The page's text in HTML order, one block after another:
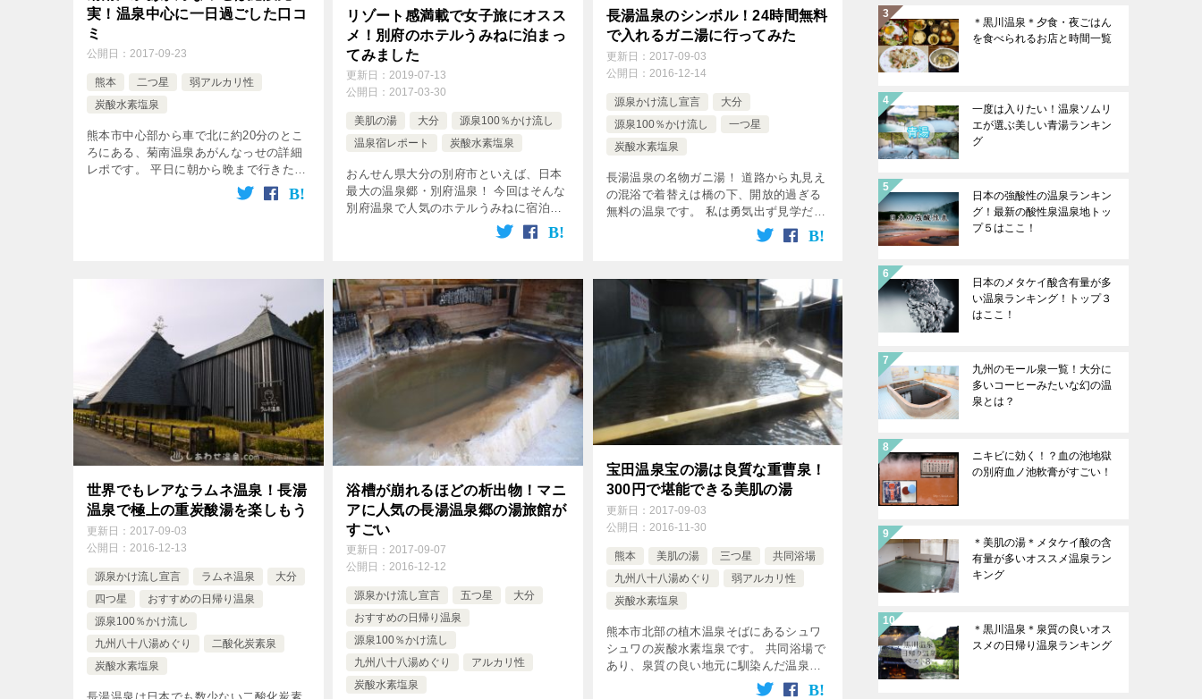
実！温泉中心に一日過ごした口コ
ミ
公開日： 2017-09-23
熊本 二つ星
弱アルカリ性
炭酸水素塩泉
熊本市中心部から車で北に約20分のとこ
ろにある、菊南温泉あがんなっせの詳細
レポです。 平日に朝から晩まで行きたい
な～と思っていてようやく叶いました^^
菊南温泉あがんなっせとは？ 温泉・岩盤
リゾート感満載で女子旅にオスス
メ！別府のホテルうみねに泊まっ
てみました
更新日： 2019-07-13
公開日： 2017-03-30
美肌の湯 大分
源泉100％かけ流し
温泉宿レポート
炭酸水素塩泉
おんせん県大分の別府市といえば、日本
最大の温泉郷・別府温泉！ 今回はそんな
別府温泉で人気のホテルうみねに宿泊し
ましたので、詳細に口コミします！ ホテ
ルうみねは、カリスマ温泉ソムリエのタ
長湯温泉のシンボル！24時間無料
で入れるガニ湯に行ってみた
更新日： 2017-09-03
公開日： 2016-12-14
源泉かけ流し宣言
大分
源泉100％かけ流し
一つ星
炭酸水素塩泉
長湯温泉の名物ガニ湯！ 道路から丸見え
の混浴で着替えは橋の下、開放的過ぎる
無料の温泉です。 私は勇気出ず見学だけ
しましたが、勇気のある方はぜひ^^ 長湯
温泉ガニ湯のポイント 源泉100％かけ流
世界でもレアなラムネ温泉！長湯
温泉で極上の重炭酸湯を楽しもう
更新日： 2017-09-03
公開日： 2016-12-13
源泉かけ流し宣言 ラムネ温泉
大分
四つ星
おすすめの日帰り温泉
源泉100％かけ流し
九州八十八湯めぐり
二酸化炭素泉
炭酸水素塩泉
浴槽が崩れるほどの析出物！マニ
アに人気の長湯温泉郷の湯旅館が
すごい
更新日：2017-09-07
公開日：2016-12-12
源泉かけ流し宣言 五つ星
大分
おすすめの日帰り温泉
源泉100％かけ流し
九州八十八湯めぐり
アルカリ性
炭酸水素塩泉
宝田温泉宝の湯は良質な重曹泉！
300円で堪能できる美肌の湯
更新日： 2017-09-03
公開日： 2016-11-30
熊本 美肌の湯 三つ星
共同浴場
九州八十八湯めぐり
弱アルカリ性
炭酸水素塩泉
熊本市北部の植木温泉そばにあるシュワ
シュワの炭酸水素塩泉です。 共同浴場で
あり、泉質の良い地元に馴染んだ温泉で
す。 宝田温泉 宝の湯のポイント お肌つ
＊黒川温泉＊夕食・夜ごはん
を食べられるお店と時間一覧
一度は入りたい！温泉ソムリ
エが選ぶ美しい青湯ランキン
グ
日本の強酸性の温泉ランキン
グ！最新の酸性泉温泉地トッ
プ５はここ！
日本のメタケイ酸含有量が多
い温泉ランキング！トップ３
はここ！
九州のモール泉一覧！大分に
多いコーヒーみたいな幻の温
泉とは？
ニキビに効く！？血の池地獄
の別府血ノ池軟膏がすごい！
＊美肌の湯＊メタケイ酸の含
有量が多いオススメ温泉ラン
キング
＊黒川温泉＊泉質の良いオス
スメの日帰り温泉ランキング